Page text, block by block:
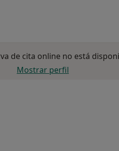
de cita online no está
Mostrar perfil